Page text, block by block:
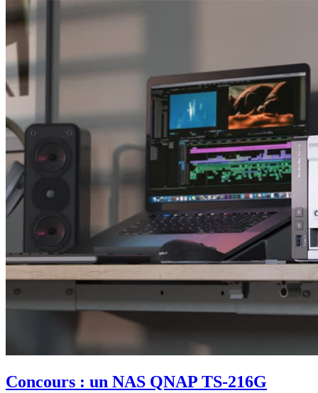
Concours : un NAS QNAP TS-216G